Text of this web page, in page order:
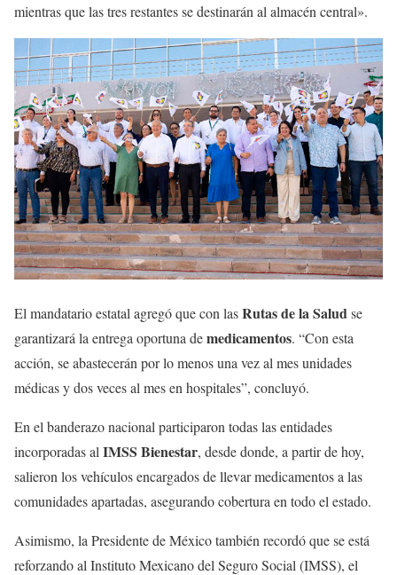
mientras que las tres restantes se destinarán al almacén central».
El mandatario estatal agregó que con lasRutas de la Saludse
garantizará la entrega oportuna demedicamentos. “Con esta
acción, se abastecerán por lo menos una vez al mes unidades
médicas y dos veces al mes en hospitales”, concluyó.
En el banderazo nacional participaron todas las entidades
incorporadas al IMSS Bienestar, desde donde, a partir de hoy,
salieron los vehículos encargados de llevar medicamentos a las
comunidades apartadas, asegurando cobertura en todo el estado.
Asimismo, la Presidente de México también recordó que se está
reforzando al Instituto Mexicano del Seguro Social (IMSS), el